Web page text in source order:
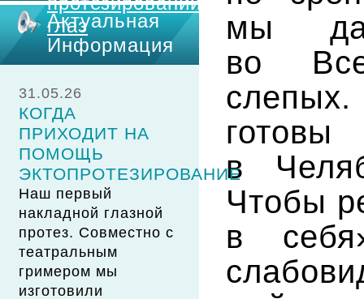
глаз
Актуальная
Информация
31.05.26
КОГДА
ПРИХОДИТ НА
ПОМОЩЬ
ЭКТОПРОТЕЗИРОВАНИЕ
Наш первый
накладной глазной
протез. Совместно с
театральным
гримером мы
изготовили
мы
во
в
Чтобы
в